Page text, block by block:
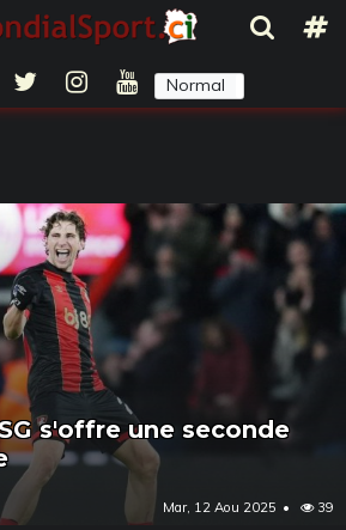
Normal
s'offre une seconde
Mar, 12 Aou 2025 39